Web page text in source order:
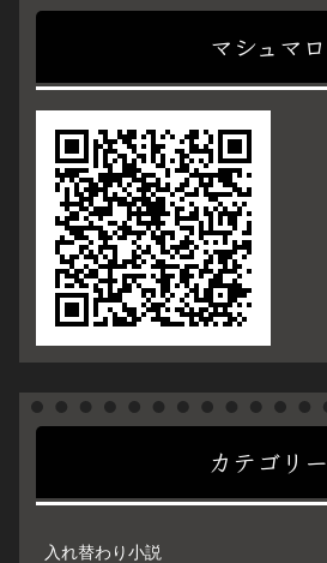
マシュマロ
カテゴリー
入れ替わり小説